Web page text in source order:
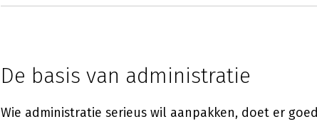
De basis van administratie
Wie administratie serieus wil aanpakken, doet er